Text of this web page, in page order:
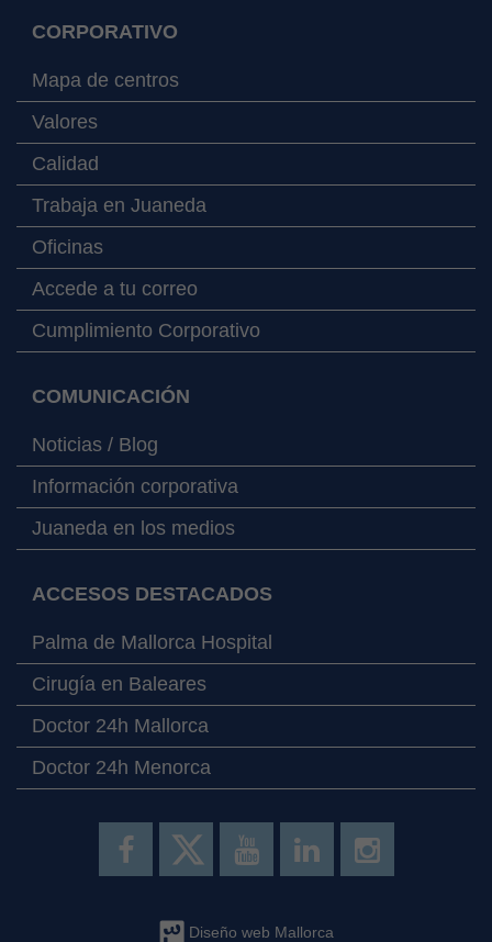
CORPORATIVO
Mapa de centros
Valores
Calidad
Trabaja en Juaneda
Oficinas
Accede a tu correo
Cumplimiento Corporativo
COMUNICACIÓN
Noticias / Blog
Información corporativa
Juaneda en los medios
ACCESOS DESTACADOS
Palma de Mallorca Hospital
Cirugía en Baleares
Doctor 24h Mallorca
Doctor 24h Menorca
Diseño web Mallorca